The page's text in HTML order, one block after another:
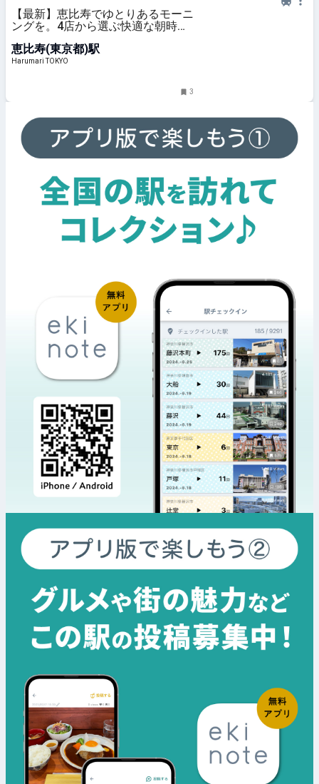
【最新】恵比寿でゆとりあるモーニ
ングを。4店から選ぶ快適な朝時間
恵比寿(東京都)駅
Harumari TOKYO
3